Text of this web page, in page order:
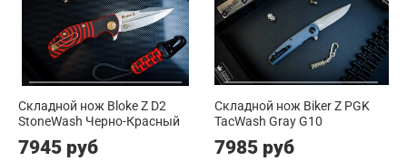
Складной нож Bloke Z D2
StoneWash Черно-Красный
7945 руб
Складной нож Biker Z PGK
TacWash Gray G10
7985 руб